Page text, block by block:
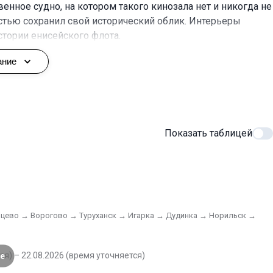
судно, на котором такого кинозала нет и никогда не
сохранил свой исторический облик. Интерьеры
енисейского флота.
«Люксах» предусмотрены все удобства.
находится бар.
провести время с близкими и друзьями.
Показать таблицей
→ Ворогово → Туруханск → Игарка → Дудинка → Норильск →
– 22.08.2026 (время уточняется)